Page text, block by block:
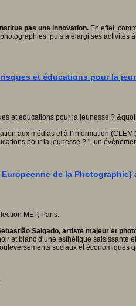
pas une innovation. En effet,
puis a élargi ses
et éducations pour la
aux médias et à l’information
pour la jeunesse ? ", un
de la
Salgado, artiste majeur et
et blanc d’une esthétique
sociaux et économiques